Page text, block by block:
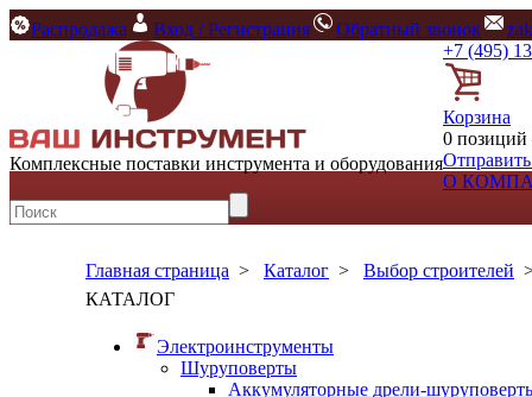
Распродажа Вход / Регистрация Обратный звонок
Комплексные поставки инструмента и оборудования
+7 (495)
Корзина
0 позиций
Отправить
О
Главная страница > Каталог > Выбор строителей
КАТАЛОГ
Электроинструменты
Шуруповерты
Аккумуляторные дрели-